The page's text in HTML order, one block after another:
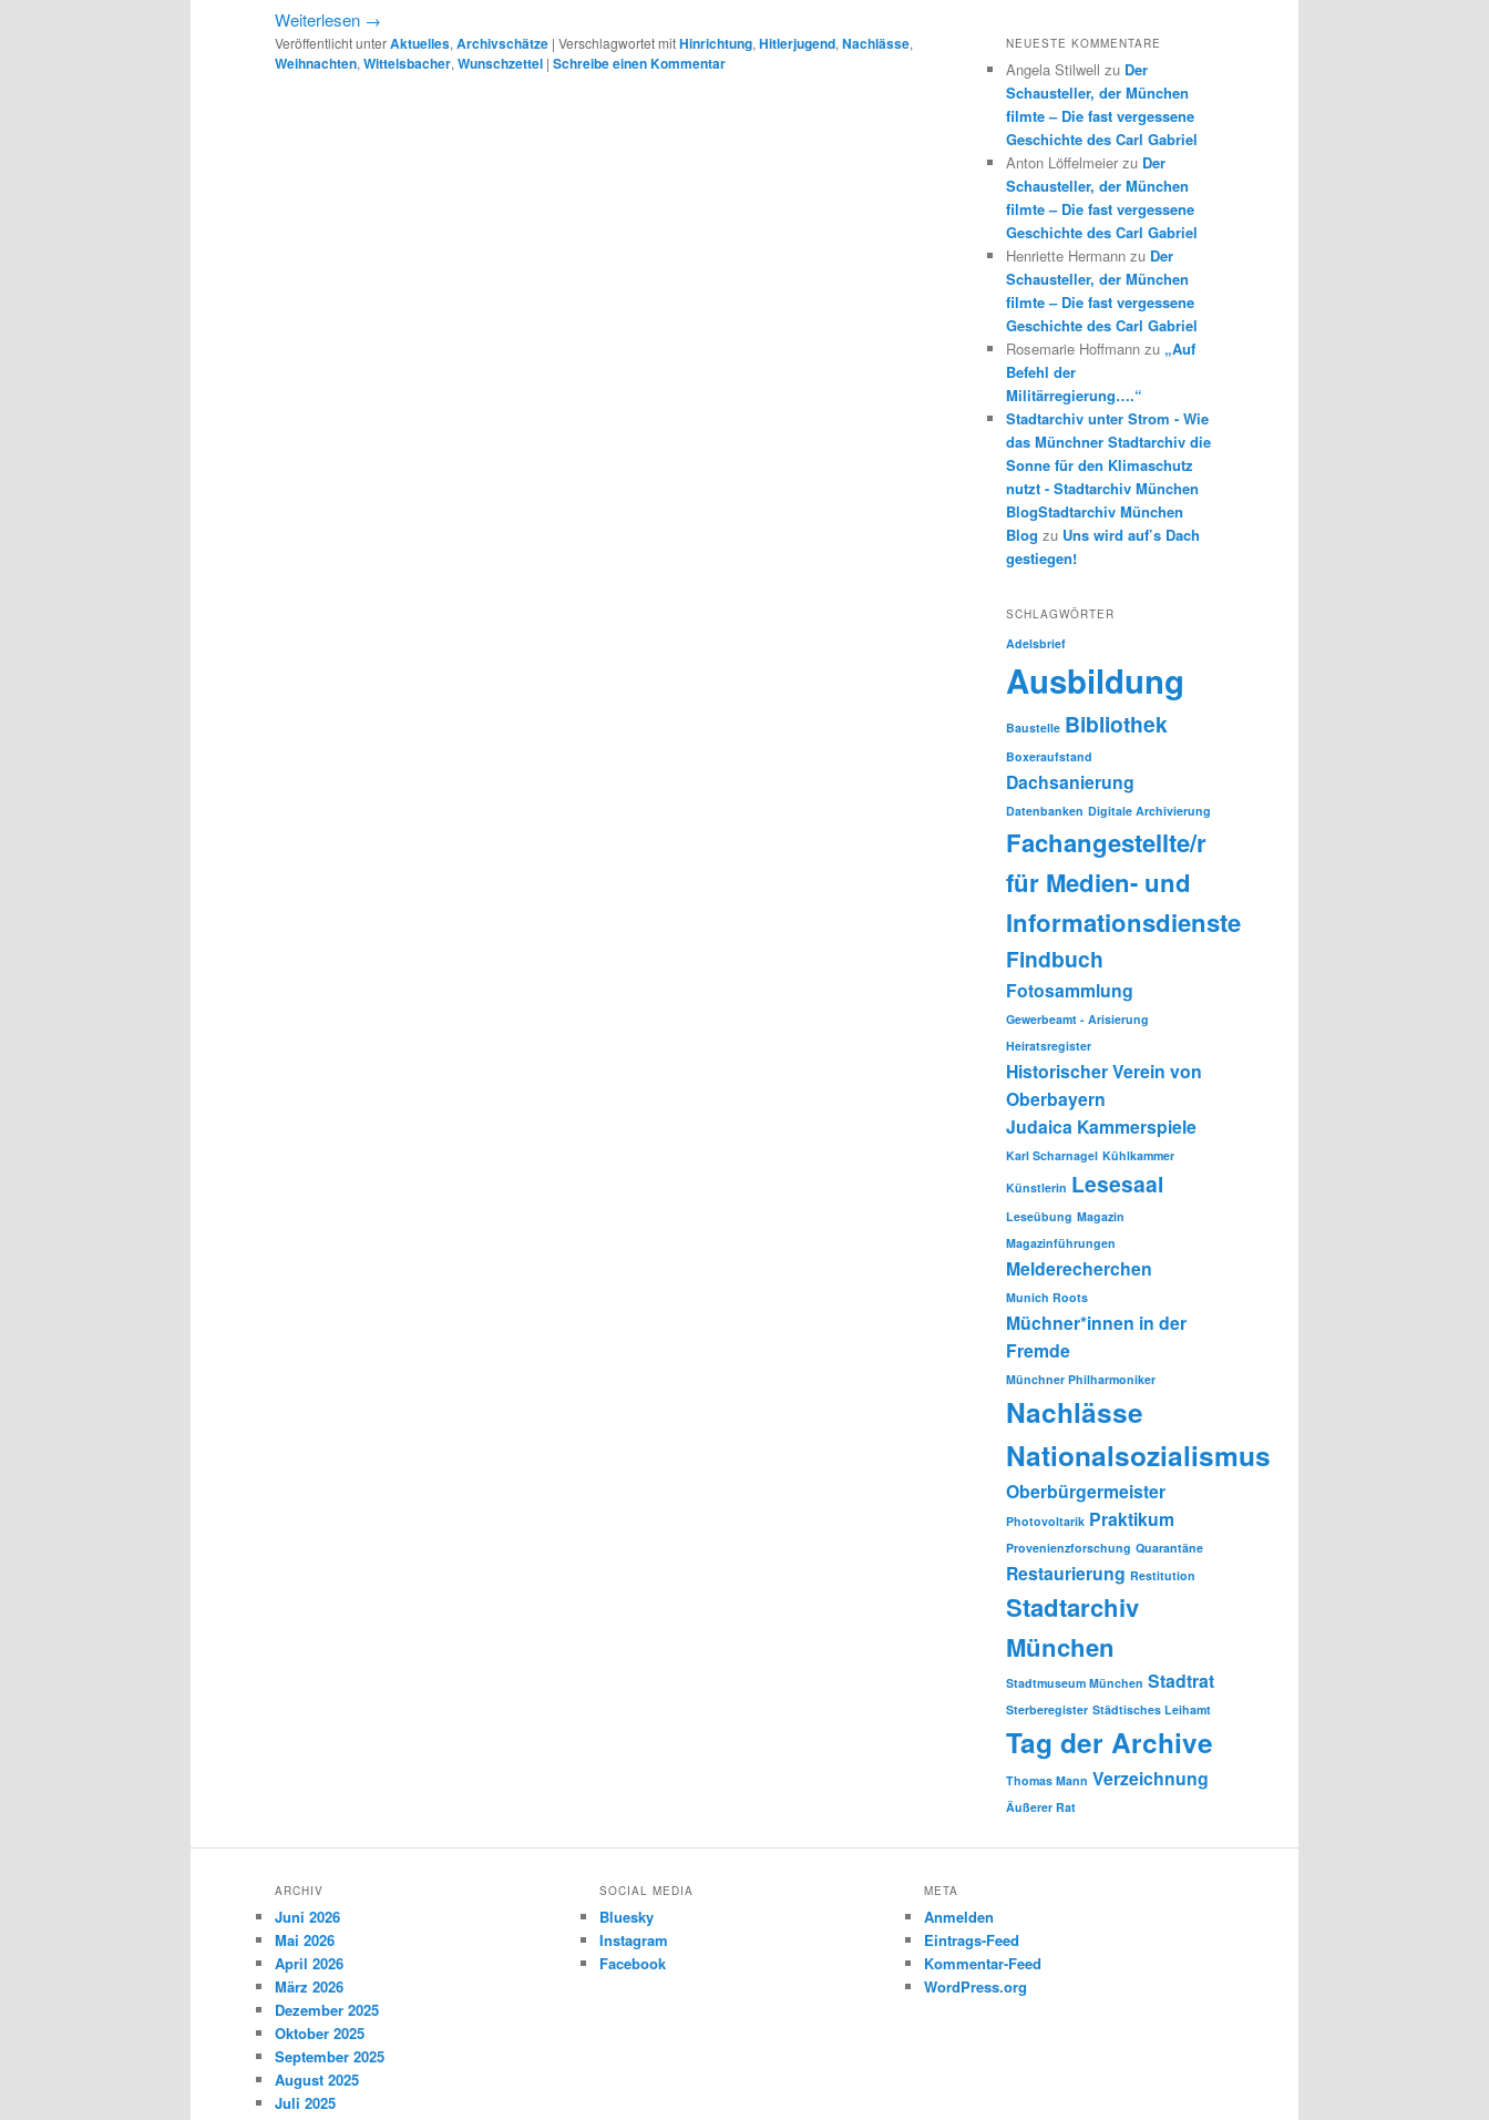
Weiterlesen →
Veröffentlicht unterAktuelles, Archivschätze | Verschlagwortet mitHinrichtung, Hitlerjugend, Nachlässe,
Weihnachten, Wittelsbacher, Wunschzettel | Schreibe einen Kommentar
NEUESTE KOMMENTARE
Angela Stilwell zu Der
Schausteller, der München
filmte – Die fast vergessene
Geschichte des Carl Gabriel
Anton Löffelmeier zu Der
Schausteller, der München
filmte – Die fast vergessene
Geschichte des Carl Gabriel
Henriette Hermann zu Der
Schausteller, der München
filmte – Die fast vergessene
Geschichte des Carl Gabriel
Rosemarie Hoffmann zu „Auf
Befehl der
Militärregierung….“
Stadtarchiv unter Strom - Wie
das Münchner Stadtarchiv die
Sonne für den Klimaschutz
nutzt - Stadtarchiv München
BlogStadtarchiv München
Blog zu Uns wird auf’s Dach
gestiegen!
SCHLAGWÖRTER
Adelsbrief
Ausbildung
Baustelle Bibliothek
Boxeraufstand
Dachsanierung
Datenbanken Digitale Archivierung
Fachangestellte/r
für Medien- und
Informationsdienste
Findbuch
Fotosammlung
Gewerbeamt - Arisierung
Heiratsregister
Historischer Verein von
Oberbayern
Judaica Kammerspiele
Karl Scharnagel Kühlkammer
Künstlerin Lesesaal
Leseübung Magazin
Magazinführungen
Melderecherchen
Munich Roots
Müchner*innen in der
Fremde
Münchner Philharmoniker
Nachlässe
Nationalsozialismus
Oberbürgermeister
Photovoltarik Praktikum
Provenienzforschung Quarantäne
Restaurierung Restitution
Stadtarchiv
München
Stadtmuseum München Stadtrat
Sterberegister Städtisches Leihamt
Tag der Archive
Thomas Mann Verzeichnung
Äußerer Rat
ARCHIV
Juni 2026
Mai 2026
April 2026
März 2026
Dezember 2025
Oktober 2025
September 2025
August 2025
Juli 2025
SOCIAL MEDIA
Bluesky
Instagram
Facebook
META
Anmelden
Eintrags-Feed
Kommentar-Feed
WordPress.org